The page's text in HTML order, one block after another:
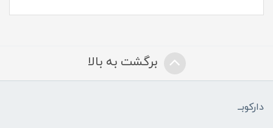
برگشت به بالا
دارکوبــ